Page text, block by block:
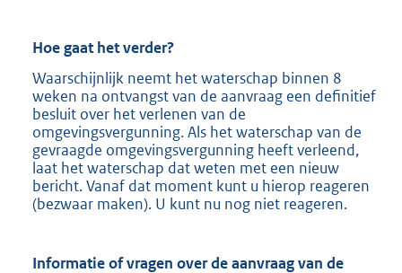
Hoe gaat het verder?
Waarschijnlijk neemt het waterschap binnen 8
weken na ontvangst van de aanvraag een definitief
besluit over het verlenen van de
omgevingsvergunning. Als het waterschap van de
gevraagde omgevingsvergunning heeft verleend,
laat het waterschap dat weten met een nieuw
bericht. Vanaf dat moment kunt u hierop reageren
(bezwaar maken). U kunt nu nog niet reageren.
Informatie of vragen over de aanvraag van de